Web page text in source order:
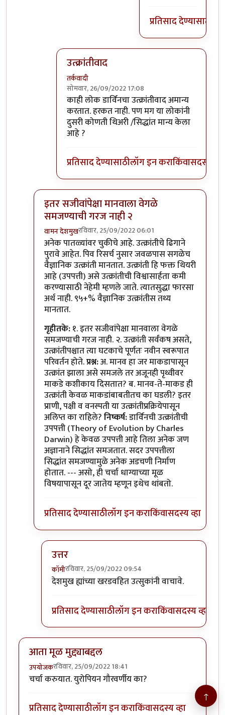
प्रतिसाद देण्यासाठी
उत्क्रांतीवाद
तर्कवादी
सोमवार, 26/09/2022 17:08
In reply to500+ scientists doubt Darwin
काही लोक डार्विनचा उत्क्रांतीवाद अमान्य
करतात. हरकत नाही. पण मग या लोकांनी
दुसरी कोणती थिअरी /सिद्धांत मान्य केला
आहे ?
प्रतिसाद देण्यासाठीलॉग इन कराकिंवासदस्य व्हा
इतर सजीवांपेक्षा मानवाला वेगळे
समजण्याची गरज नाही २
वामन देशमुखरविवार, 25/09/2022 06:01
In reply toडार्विनची उत्क्रांतीचीbyकॉमी
अनेक पातळ्यांवर चुकीचे आहे. उत्क्रांतीचे ढिगाने
पुरावे आहेत. पिव रिसर्च नुसार जवळपास सगळेच
वैज्ञानिक उत्क्रांती मानतात. उत्क्रांती हि फक्त थियरी
आहे (उपपत्ती) असे उत्क्रांतीची विश्वासार्हता कमी
करण्यासाठी नेहेमी म्हणले जाते. त्यातसुद्धा फारसा
अर्थ नाही. ९५+% वैज्ञानिक उत्क्रांतीस तथ्य
मानतात.
गृहीतके:१. इतर सजीवांपेक्षा मानवाला वेगळे
समजण्याची गरज नाही. २. उत्क्रांती सर्वंकष असते,
उत्क्रांतीपश्चात त्या घटकाचे पूर्णतः नवीन स्वरूपात
परिवर्तन होते.प्रश्न:अ. मानव हा जर माकडापासून
उत्क्रांत झाला असे समजले तर अजूनही पृथ्वीवर
माकडे कशीकाय दिसतात? ब. मानव-ते-माकड ही
उत्क्रांती केवळ माकडांबाबतीतच का घडली? इतर
प्राणी, पक्षी व वनस्पती या उत्क्रांतीप्रक्रियेपासून
अलिप्त का राहिले?निष्कर्ष:डार्विनची उत्क्रांतीची
उपपत्ती (Theory of Evolution by Charles
Darwin) हे केवळ उपपत्ती आहे तिला अनेक जण
अज्ञानाने सिद्धांत समजतात. सदर उपपत्तीला
सिद्धांत समजण्यामुळे अनेक अडचणी निर्माण
होतात. --- असो, ही चर्चा धाग्याच्या मूळ
विषयापासून दूर जातेय म्हणून इथेच थांबतो.
प्रतिसाद देण्यासाठीलॉग इन कराकिंवासदस्य व्हा
उत्तर
कॉमीरविवार, 25/09/2022 09:54
In reply toइतर सजीवांपेक्षा मानवाला वेगळे
देशमुख ह्यांच्या खरडवहित उत्सुकांनी वाचावे.
प्रतिसाद देण्यासाठीलॉग इन कराकिंवासदस्य व्हा
आता मूळ मुद्द्याबद्दल
उपयोजकरविवार, 25/09/2022 18:41
चर्चा करुयात. युरोपियन गौरवर्णीय का?
प्रतिसाद देण्यासाठीलॉग इन कराकिंवासदस्य व्हा
↑